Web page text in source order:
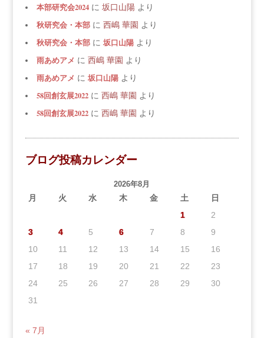
本部研究会2024に 坂口山陽より
秋研究会・本部に 西嶋 華園 より
秋研究会・本部に 坂口山陽より
雨あめアメ に 西嶋 華園 より
雨あめアメ に 坂口山陽より
58回創玄展2022に 西嶋 華園 より
58回創玄展2022に 西嶋 華園 より
ブログ投稿カレンダー
2026年8月
月 火 水 木 金 土
日
1
2
3
4 5 6 7 8
9
10
11 12 13 14 15
16
17
18 19 20 21 22
23
24
25 26 27 28 29
30
31
« 7月